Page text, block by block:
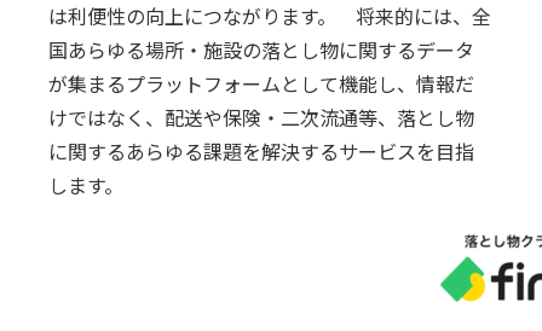
は利便性の向上につながります。 将来的には、全
国あらゆる場所・施設の落とし物に関するデータ
が集まるプラットフォームとして機能し、情報だ
けではなく、配送や保険・⼆次流通等、落とし物
に関するあらゆる課題を解決するサービスを⽬指
します。